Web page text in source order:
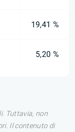
19,41 %
5,20 %
Tuttavia, non
Il contenuto di